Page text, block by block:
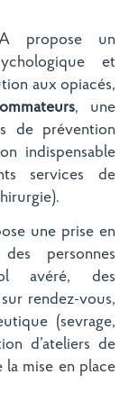
propose un
et
aux opiacés,
, une
de prévention
indispensable
services de
une prise en
personnes
avéré, des
rendez-vous,
(sevrage,
d’ateliers de
la mise en place